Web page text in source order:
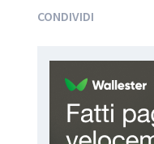
CONDIVIDI